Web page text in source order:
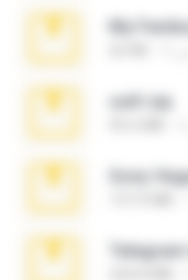
My
ouh!.zip